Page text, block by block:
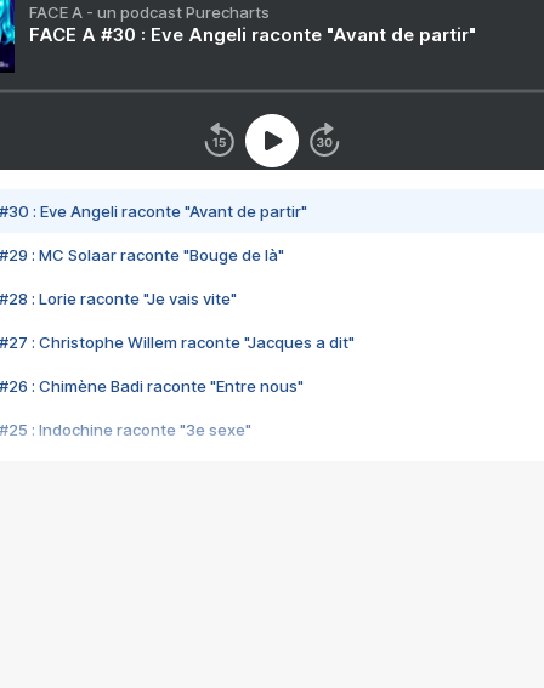
FACE A - un podcast Purecharts
FACE A #30 : Eve Angeli raconte "Avant de partir"
#30 : Eve Angeli raconte "Avant de partir"
#29 : MC Solaar raconte "Bouge de là"
#28 : Lorie raconte "Je vais vite"
#27 : Christophe Willem raconte "Jacques a dit"
#26 : Chimène Badi raconte "Entre nous"
#25 : Indochine raconte "3e sexe"